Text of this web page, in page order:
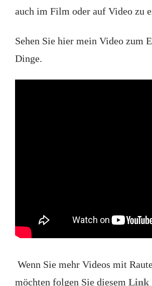
auch im Film oder auf Video zu
Sehen Sie hier mein Video zum
Dinge.
Wenn Sie mehr Videos mit
möchten folgen Sie diesem Link